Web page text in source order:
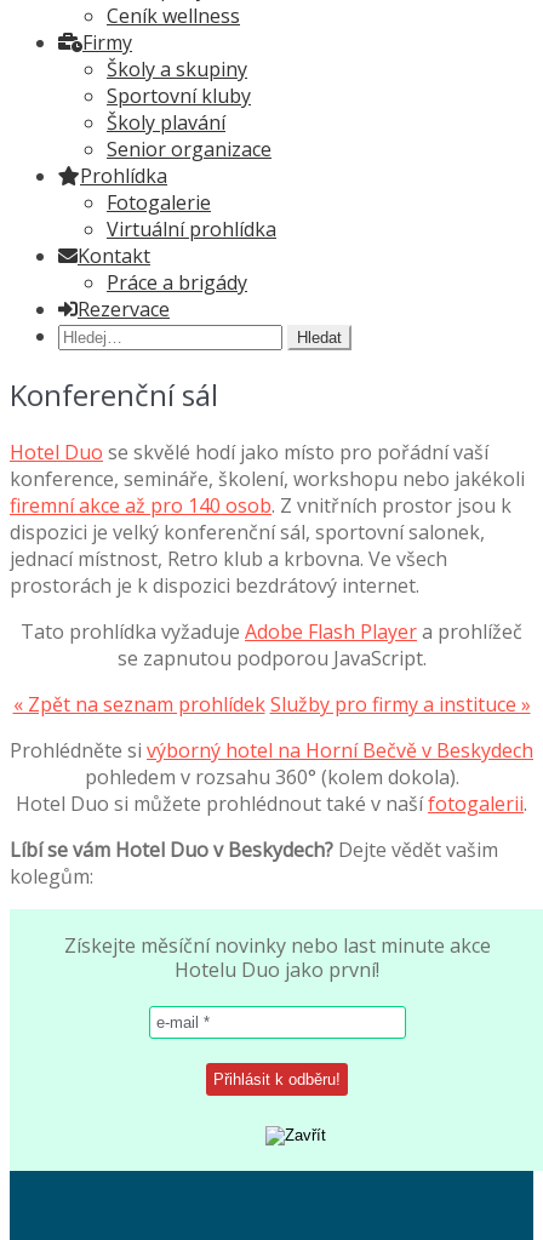
Ceník wellness
Firmy
Školy a skupiny
Sportovní kluby
Školy plavání
Senior organizace
Prohlídka
Fotogalerie
Virtuální prohlídka
Kontakt
Práce a brigády
Rezervace
Hledat:
Konferenční sál
Hotel Duo se skvělé hodí jako místo pro pořádní vaší
konference, semináře, školení, workshopu nebo jakékoli
firemní akce až pro 140 osob. Z vnitřních prostor jsou k
dispozici je velký konferenční sál, sportovní salonek,
jednací místnost, Retro klub a krbovna. Ve všech
prostorách je k dispozici bezdrátový internet.
Tato prohlídka vyžaduje Adobe Flash Playera prohlížeč
se zapnutou podporou JavaScript.
« Zpět na seznam prohlídek Služby pro firmy a instituce »
Prohlédněte si výborný hotel na Horní Bečvě v Beskydech
pohledem v rozsahu 360° (kolem dokola).
Hotel Duo si můžete prohlédnout také v našífotogalerii.
Líbí se vám Hotel Duo v Beskydech? Dejte vědět vašim
kolegům:
Získejte měsíční novinky nebo last minute akce
Hotelu Duo jako první!